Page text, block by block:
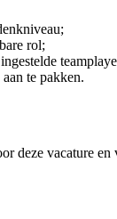
rol;
te pakken.
deze vacature